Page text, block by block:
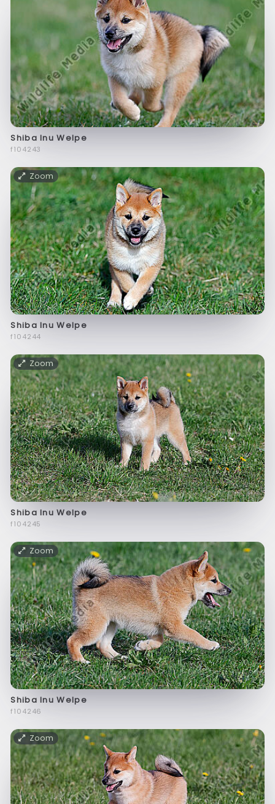
Shiba Inu Welpe
f104243
Zoom
Shiba Inu Welpe
f104244
Zoom
Shiba Inu Welpe
f104245
Zoom
Shiba Inu Welpe
f104246
Zoom